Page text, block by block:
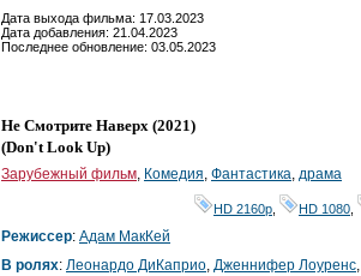
Дата выхода фильма: 17.03.2023
Дата добавления: 21.04.2023
Последнее обновление: 03.05.2023
Не Смотрите Наверх (2021)
(Don't Look Up)
Зарубежный фильм, Комедия, Фантастика, драма
HD 2160р HD 1080
Режиссер: Адам МакКей
В ролях: Леонардо ДиКаприо, Дженнифер Лоуренс,